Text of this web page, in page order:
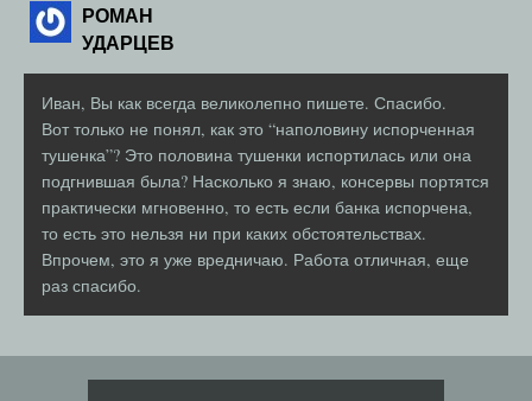
РОМАН
УДАРЦЕВ
Иван, Вы как всегда великолепно пишете. Спасибо.
Вот только не понял, как это “наполовину испорченная
тушенка”? Это половина тушенки испортилась или она
подгнившая была? Насколько я знаю, консервы портятся
практически мгновенно, то есть если банка испорчена,
то есть это нельзя ни при каких обстоятельствах.
Впрочем, это я уже вредничаю. Работа отличная, еще
раз спасибо.